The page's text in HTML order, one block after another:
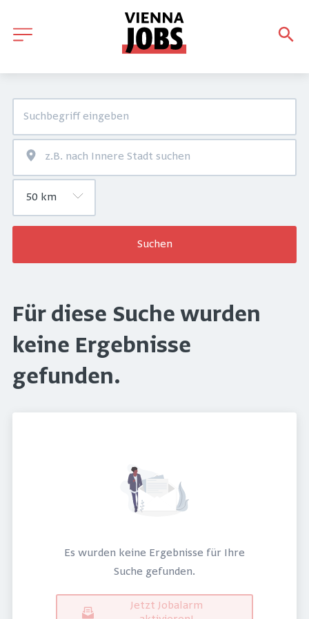
Suchen
Für diese Suche wurden
keine Ergebnisse
gefunden.
Es wurden keine Ergebnisse für Ihre
Suche gefunden.
Jetzt Jobalarm